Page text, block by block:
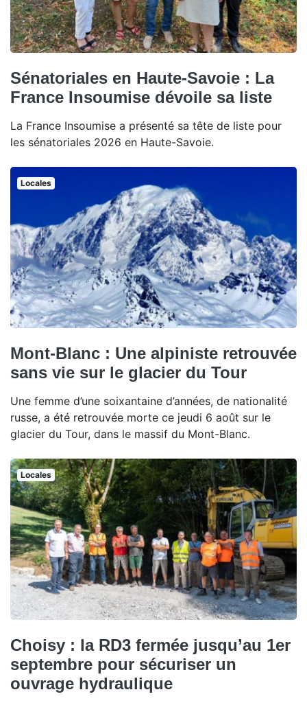
Sénatoriales en Haute-Savoie : La
France Insoumise dévoile sa liste
La France Insoumise a présenté sa tête de liste pour
les sénatoriales 2026 en Haute-Savoie.
Locales
Mont-Blanc : Une alpiniste retrouvée
sans vie sur le glacier du Tour
Une femme d’une soixantaine d’années, de nationalité
russe, a été retrouvée morte ce jeudi 6 août sur le
glacier du Tour, dans le massif du Mont-Blanc.
Locales
Choisy : la RD3 fermée jusqu’au 1er
septembre pour sécuriser un
ouvrage hydraulique